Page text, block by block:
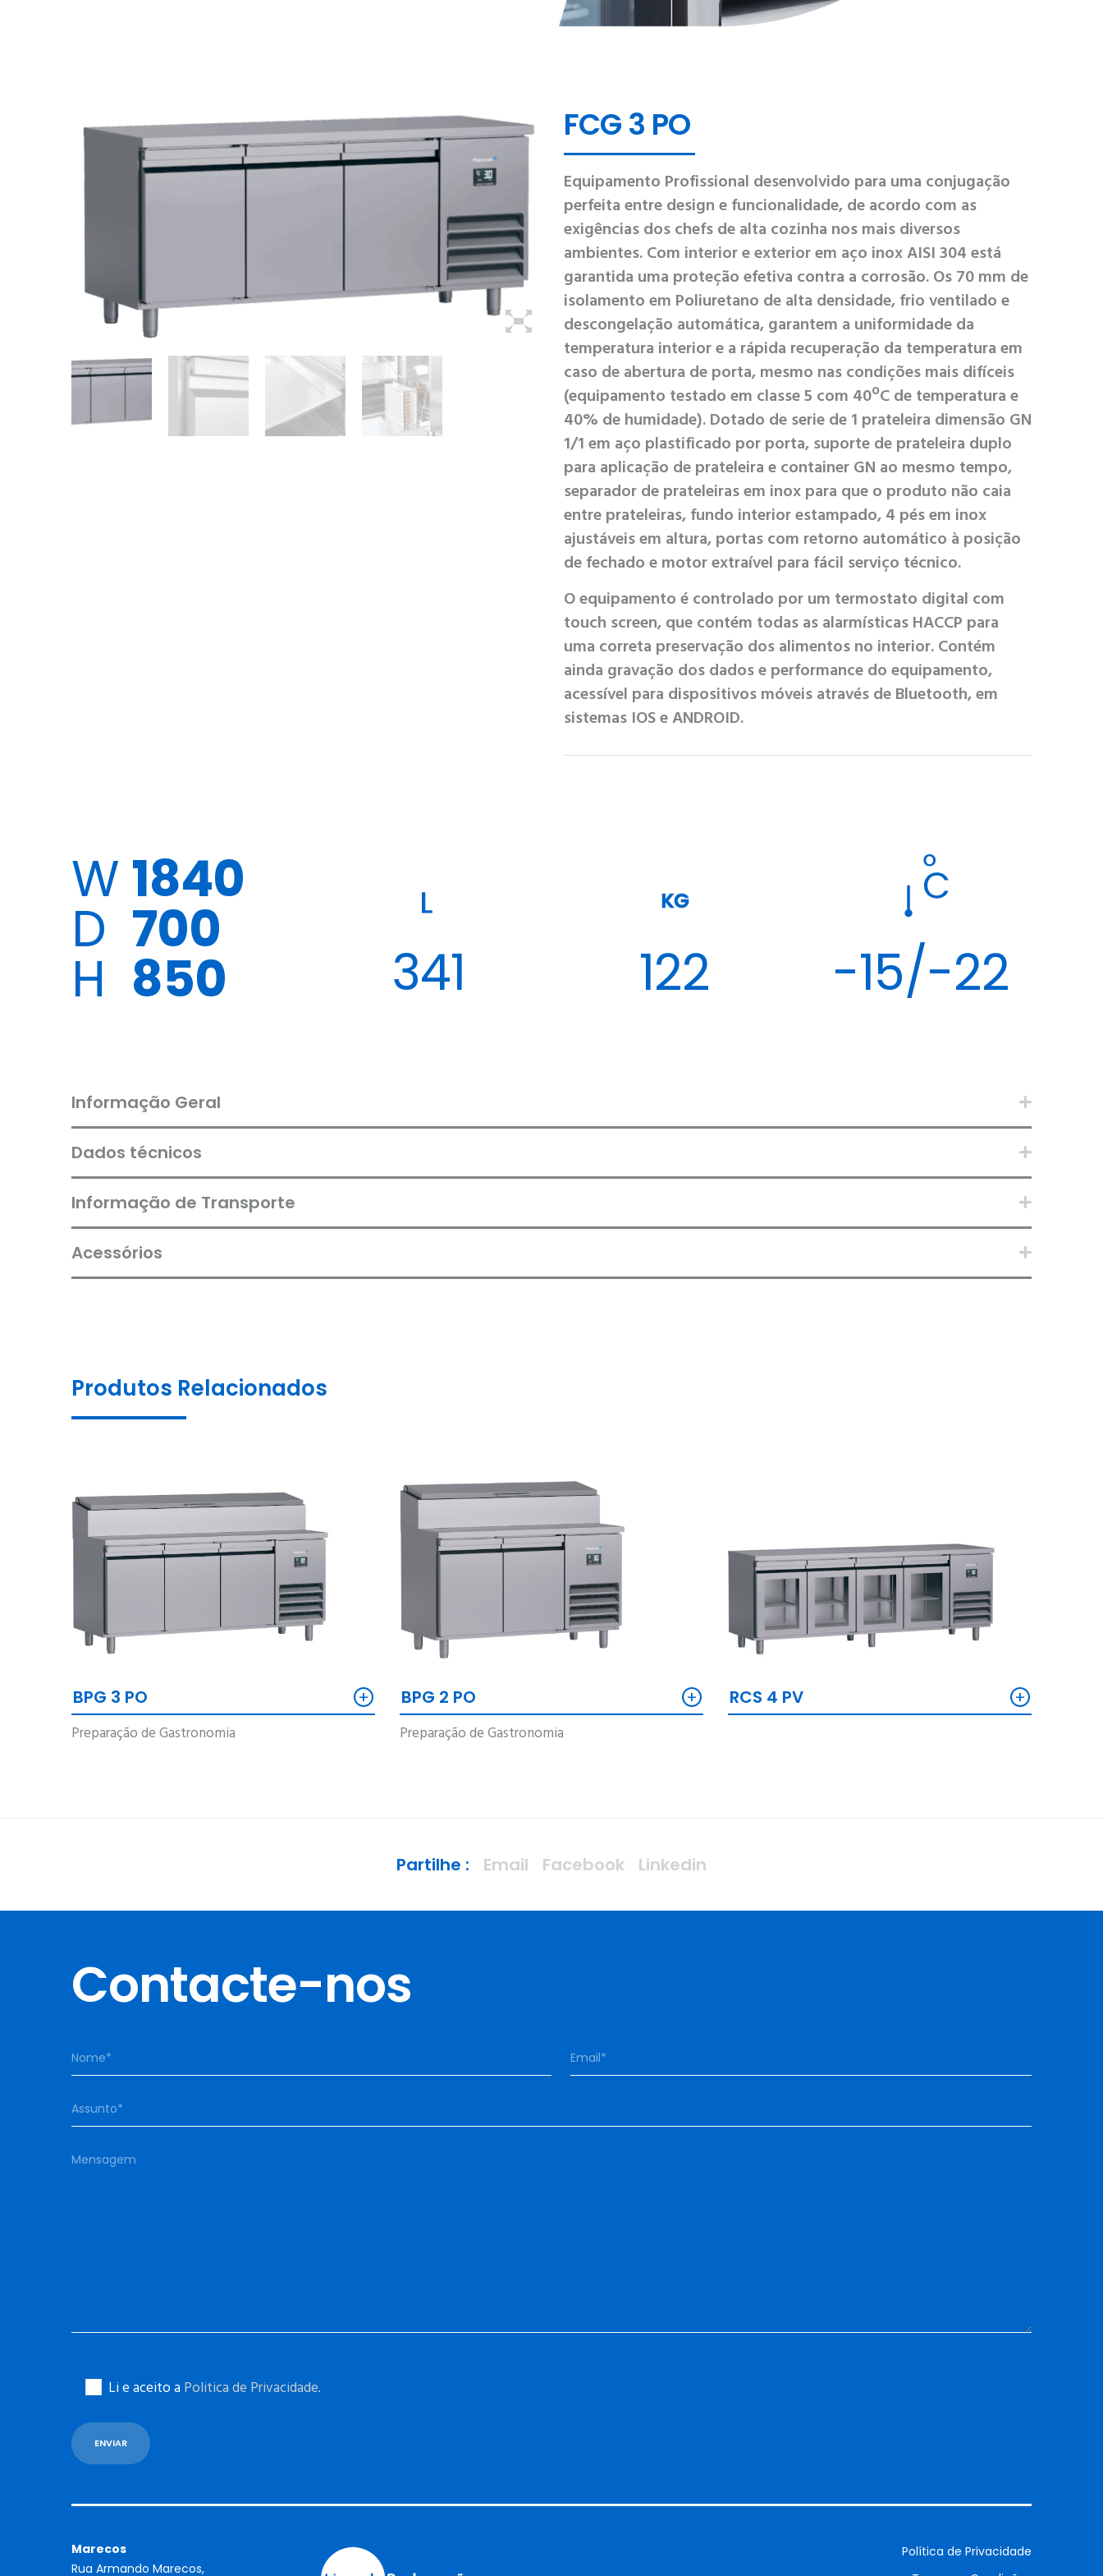
FCG 3 PO
Equipamento Profissional desenvolvido para uma conjugação
perfeita entre design e funcionalidade, de acordo com as
exigências dos chefs de alta cozinha nos mais diversos
ambientes. Com interior e exterior em aço inox AISI 304 está
garantida uma proteção efetiva contra a corrosão. Os 70 mm de
isolamento em Poliuretano de alta densidade, frio ventilado e
descongelação automática, garantem a uniformidade da
temperatura interior e a rápida recuperação da temperatura em
caso de abertura de porta, mesmo nas condições mais difíceis
(equipamento testado em classe 5 com 40ºC de temperatura e
40% de humidade). Dotado de serie de 1 prateleira dimensão GN
1/1 em aço plastificado por porta, suporte de prateleira duplo
para aplicação de prateleira e container GN ao mesmo tempo,
separador de prateleiras em inox para que o produto não caia
entre prateleiras, fundo interior estampado, 4 pés em inox
ajustáveis em altura, portas com retorno automático à posição
de fechado e motor extraível para fácil serviço técnico.
O equipamento é controlado por um termostato digital com
touch screen, que contém todas as alarmísticas HACCP para
uma correta preservação dos alimentos no interior. Contém
ainda gravação dos dados e performance do equipamento,
acessível para dispositivos móveis através de Bluetooth, em
sistemas IOS e ANDROID.
W 1840
D 700
H 850 341
KG
122 -15/-22
Informação Geral
Dados técnicos
Informação de Transporte
Acessórios
Produtos Relacionados
BPG 3 PO +
Preparação de Gastronomia
BPG 2 PO +
Preparação de Gastronomia
RCS 4 PV +
Partilhe : Email Facebook Linkedin
Contacte-nos
Li e aceito aPolitica de Privacidade.
Marecos
Rua Armando Marecos,
Política de Privacidade